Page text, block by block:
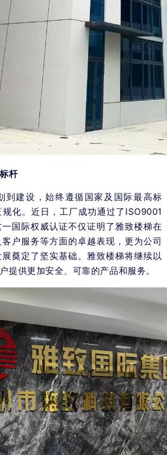
杆
到建设，始终遵循国家及国际最高标
化。近日，工厂成功通过了ISO9001
国际权威认证不仅证明了雅致楼梯在
户服务等方面的卓越表现，更为公司
奠定了坚实基础。雅致楼梯将继续以
提供更加安全、可靠的产品和服务。